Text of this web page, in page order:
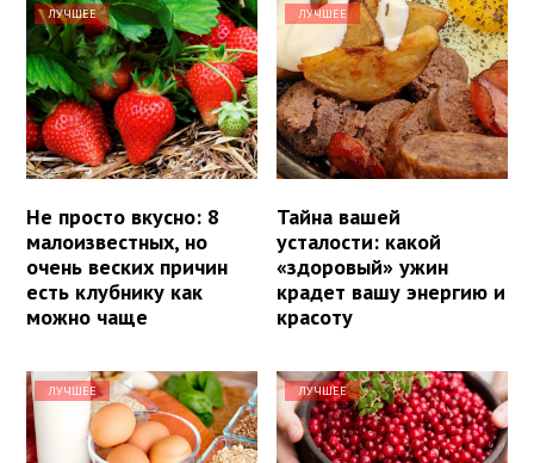
ЛУЧШЕЕ
Не просто вкусно: 8
малоизвестных, но
очень веских причин
есть клубнику как
можно чаще
ЛУЧШЕЕ
Тайна вашей
усталости: какой
«здоровый» ужин
крадет вашу энергию и
красоту
ЛУЧШЕЕ ЛУЧШЕЕ